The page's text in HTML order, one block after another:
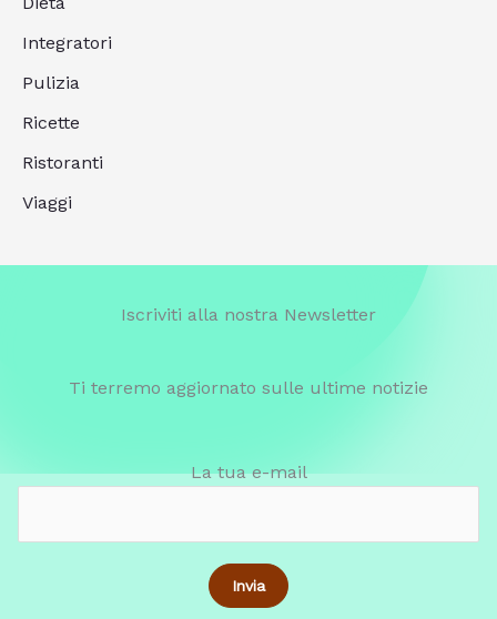
Integratori
Pulizia
Ricette
Ristoranti
Viaggi
Iscriviti alla nostra Newsletter
Ti terremo aggiornato sulle ultime notizie
La tua e-mail